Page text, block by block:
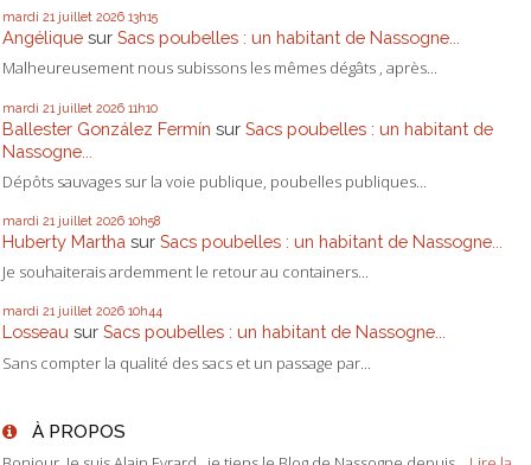
mardi 21 juillet 2026 13h15
Angélique sur Sacs poubelles : un habitant de Nassogne...
Malheureusement nous subissons les mêmes dégâts , après...
mardi 21 juillet 2026 11h10
Ballester González Fermín sur Sacs poubelles : un habitant de
Nassogne...
Dépôts sauvages sur la voie publique, poubelles publiques...
mardi 21 juillet 2026 10h58
Huberty Martha sur Sacs poubelles : un habitant de Nassogne...
Je souhaiterais ardemment le retour au containers...
mardi 21 juillet 2026 10h44
Losseau sur Sacs poubelles : un habitant de Nassogne...
Sans compter la qualité des sacs et un passage par...
À PROPOS